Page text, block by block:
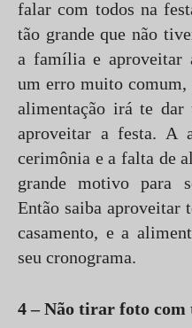
falar com todos na
tão grande que não
a família e aproveitar
um erro muito comum,
alimentação irá te dar
aproveitar a festa. A
cerimônia e a falta de
grande motivo para
Então saiba aproveitar
casamento, e a
seu cronograma.
4 – Não tirar foto com